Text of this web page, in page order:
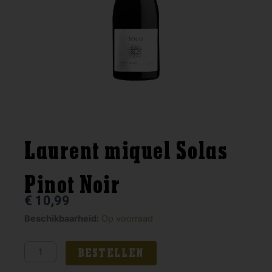
Laurent miquel Solas
Pinot Noir
€ 10,99
Beschikbaarheid: Op voorraad
Laurent
Solas
BESTELLEN